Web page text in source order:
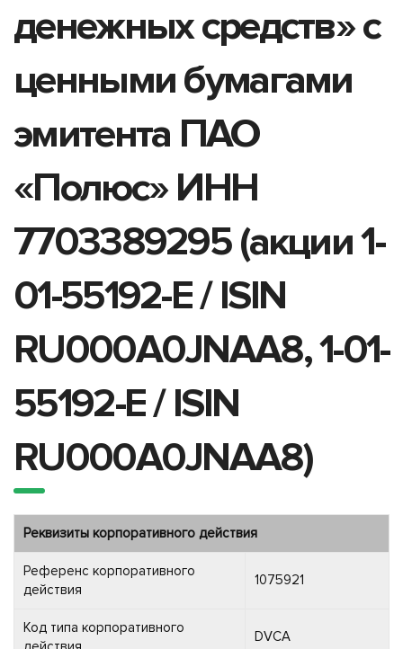
денежных средств» с
ценными бумагами
эмитента ПАО
«Полюс» ИНН
7703389295 (акции 1-
01-55192-E / ISIN
RU000A0JNAA8, 1-01-
55192-E / ISIN
RU000A0JNAA8)
Реквизиты корпоративного действия
Референс корпоративного
действия
1075921
Код типа корпоративного
DVCA